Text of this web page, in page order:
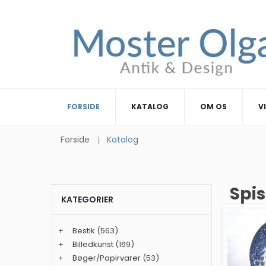
FORSIDE KATALOG OM OS
Forside Katalog
KATEGORIER
+ Bestik (563)
+
Billedkunst (169)
+
Bøger/Papirvarer (53)